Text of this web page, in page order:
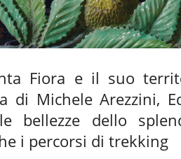
Fiora e il suo
di Michele Arezzini,
bellezze dello
i percorsi di trekking